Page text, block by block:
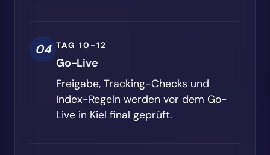
04 TAG 10-12
Go-Live
Freigabe, Tracking-Checks und
Index-Regeln werden vor dem Go-
Live in Kiel final geprüft.